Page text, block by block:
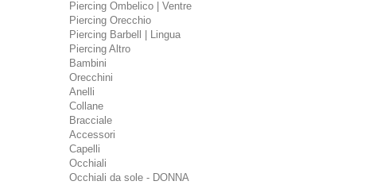
Piercing Ombelico | Ventre
Piercing Orecchio
Piercing Barbell | Lingua
Piercing Altro
Bambini
Orecchini
Anelli
Collane
Bracciale
Accessori
Capelli
Occhiali
Occhiali da sole - DONNA